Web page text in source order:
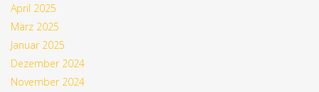
April 2025
März 2025
Januar 2025
Dezember 2024
November 2024